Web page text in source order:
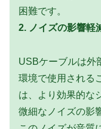
困難です。
2. ノイズの影響軽
USBケーブルは外
環境で使用される
は、より効果的な
微細なノイズの影